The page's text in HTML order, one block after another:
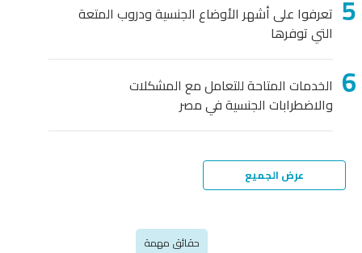
تعرفوا على أشهر الأوضاع الجنسية ودروب المتعة
التي توفرها
الخدمات المتاحة للتعامل مع المشكلات
والاضطرابات الجنسية في مصر
عرض الجميع
حقائق مهمة